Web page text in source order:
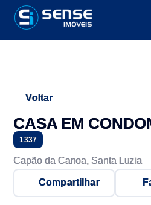
Voltar
CASA EM
1337
Capão da Canoa, Santa Luzia
Compartilhar